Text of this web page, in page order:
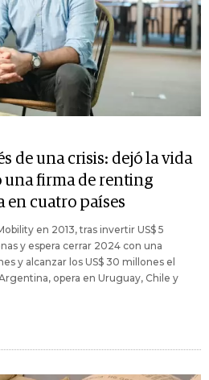
de una crisis: dejó la vida
una firma de renting
en cuatro países
en 2013, tras invertir US$ 5
y espera cerrar 2024 con una
y alcanzar los US$ 30 millones el
opera en Uruguay, Chile y